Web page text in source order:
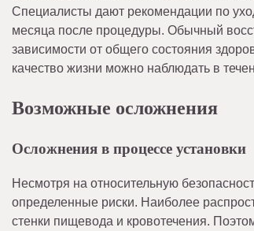
Специалисты дают рекомендации по
месяца после процедуры. Обычный
зависимости от общего состояния
качество жизни можно наблюдать в
Возможные осложнения
Осложнения в процессе установки
Несмотря на относительную
определенные риски. Наиболее
стенки пищевода и кровотечения.